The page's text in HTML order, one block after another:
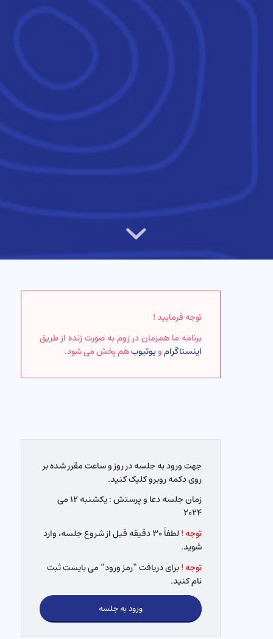
توجه فرمایید !
برنامه ما همزمان در زوم به صورت زنده از طریق
اینستاگرامویوتیوبهم پخش می شود.
جهت ورود به جلسه در روز و ساعت مقرر شده بر
روی دکمه روبرو کلیک کنید.
زمان جلسه دعا و پرستش : یکشنبه ۱۲ می
۲۰۲۴
توجه !
لطفاً ۳۰ دقیقه قبل از شروع جلسه، وارد
شوید.
توجه !برای دریافت “رمز ورود” می بایست ثبت
نام کنید.
ورود به جلسه